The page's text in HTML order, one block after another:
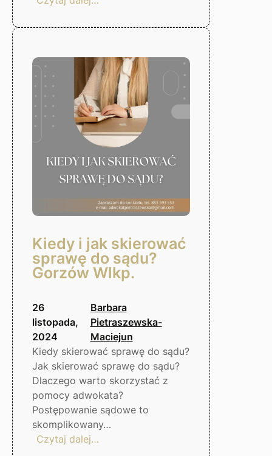
kroków,
uniknąć
problemów
z
dłużnikami
–
Gorzów
Wlkp.
Kiedy i jak skierować
sprawę do sądu?
Gorzów Wlkp.
26
listopada,
2024
Barbara
Pietraszewska-
Maciejun
Kiedy skierować sprawę do sądu?
Jak skierować sprawę do sądu?
Dlaczego warto skorzystać z
pomocy adwokata?
Postępowanie sądowe to
skomplikowany…
Czytaj dalej…